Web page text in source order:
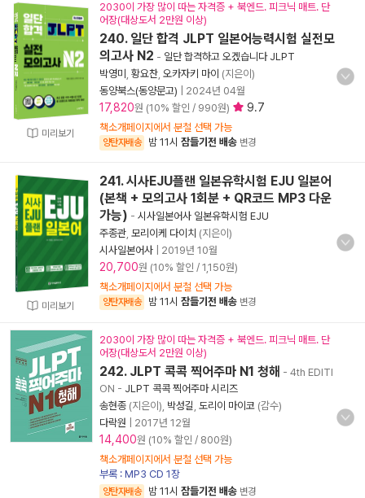
미리보기
2030이 가장 많이 따는 자격증 + 북엔드. 피크닉 매트. 단
어장(대상도서 2만원 이상)
240. 일단 합격 JLPT 일본어능력시험 실전모
의고사 N2 - 일단 합격하고 오겠습니다 JLPT
박영미
황요찬 오카자키 마이 (지은이)
동양북스(동양문고)
2024년 04월
17,820원 (10% 할인 / 990원) 9.7
책소개페이지에서 분철 선택 가능
양탄자배송 밤 11시 잠들기전 배송 변경
미리보기
241. 시사EJU플랜 일본유학시험 EJU 일본어
(본책 + 모의고사 1회분 + QR코드 MP3 다운
가능) - 시사일본어사 일본유학시험 EJU
주종관 모리이케 다이치 (지은이)
시사일본어사
2019년 10월
20,700원 (10% 할인 / 1,150원)
책소개페이지에서 분철 선택 가능
양탄자배송 밤 11시 잠들기전 배송 변경
2030이 가장 많이 따는 자격증 + 북엔드. 피크닉 매트. 단
어장(대상도서 2만원 이상)
242. JLPT 콕콕 찍어주마 N1 청해 - 4th EDITI
ON - JLPT 콕콕 찍어주마 시리즈
송현종 (지은이), 박성길 도리이 마이코 (감수)
다락원
2017년 12월
14,400원 (10% 할인 / 800원)
책소개페이지에서 분철 선택 가능
부록 : MP3 CD 1장
양탄자배송 밤 11시 잠들기전 배송 변경